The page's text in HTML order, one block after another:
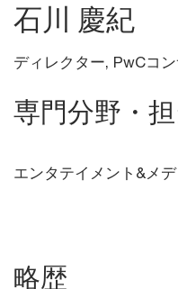
石川 慶紀
ディレクター, PwCコ
専門分野・
エンタテイメント&メ
略歴